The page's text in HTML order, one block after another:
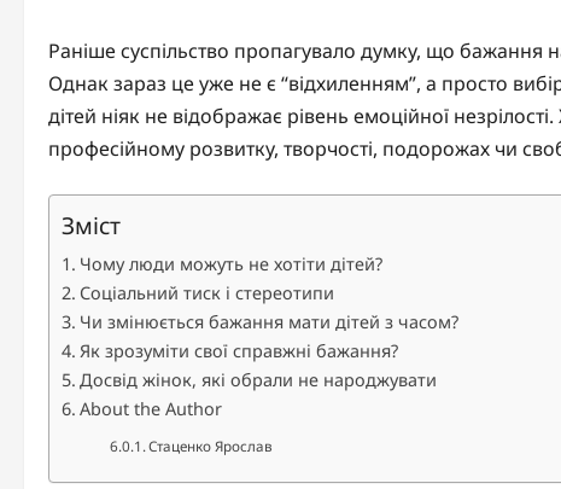
Раніше суспільство пропагувало думку, що бажання
Однак зараз це уже не є “відхиленням”, а просто
дітей ніяк не відображає рівень емоційної
професійному розвитку, творчості, подорожах чи
Зміст
Чому люди можуть не хотіти дітей?
Соціальний тиск і стереотипи
Чи змінюється бажання мати дітей з часом?
Як зрозуміти свої справжні бажання?
Досвід жінок, які обрали не народжувати
About the Author
Стаценко Ярослав